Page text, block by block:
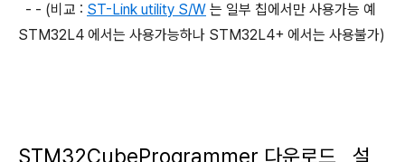
- - (비교 : ST-Link utility S/W 는 일부 칩에서만 사용가능 예
STM32L4 에서는 사용가능하나 STM32L4+ 에서는 사용불가)
STM32CubeProgrammer 다운로드 , 설